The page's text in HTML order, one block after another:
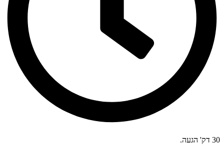
30 דק' הגעה.